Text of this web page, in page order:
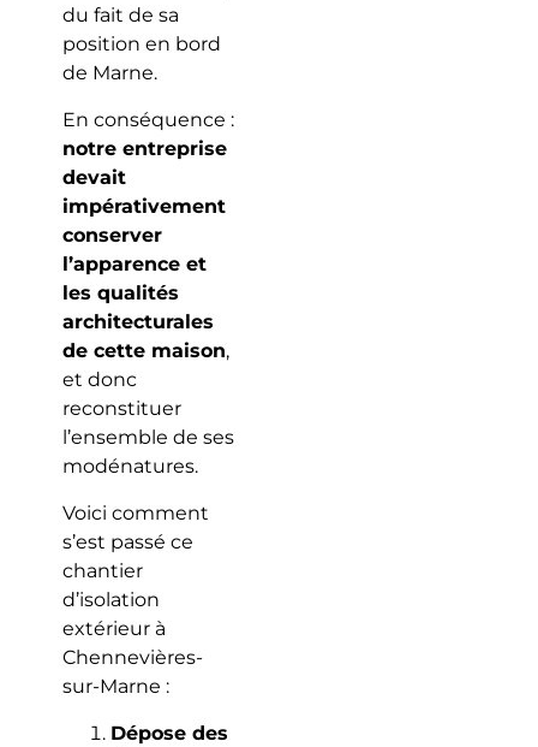
du fait de sa
position en bord
de Marne.
En conséquence :
notre entreprise
devait
impérativement
conserver
l’apparence et
les qualités
architecturales
de cette maison,
et donc
reconstituer
l’ensemble de ses
modénatures.
Voici comment
s’est passé ce
chantier
d’isolation
extérieur à
Chennevières-
sur-Marne :
Dépose des